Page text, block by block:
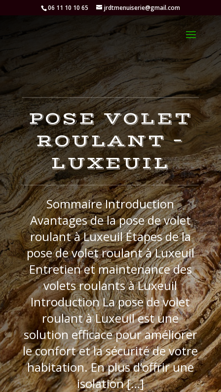
06 11 10 10 65 jrdtmenuiserie@gmail.com
POSE VOLET
ROULANT –
LUXEUIL
Sommaire Introduction
Avantages de la pose de volet
roulant à Luxeuil Étapes de la
pose de volet roulant à Luxeuil
Entretien et maintenance des
volets roulants à Luxeuil
Introduction La pose de volet
roulant à Luxeuil est une
solution efficace pour améliorer
le confort et la sécurité de votre
habitation. En plus d’offrir une
isolation […]